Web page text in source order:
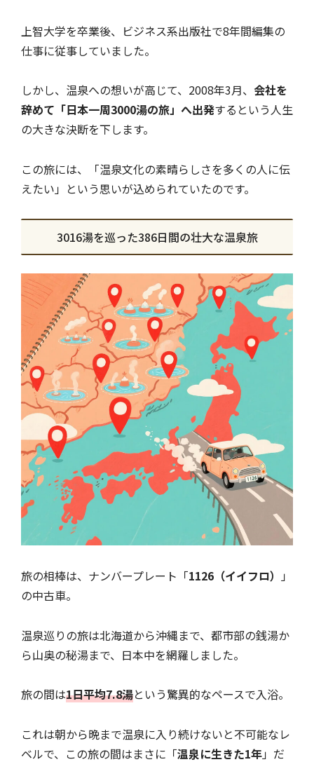
上智大学を卒業後、ビジネス系出版社で8年間編集の
仕事に従事していました。
しかし、温泉への想いが高じて、2008年3月、 会社を
辞めて「日本一周3000湯の旅」へ出発するという人生
の大きな決断を下します。
この旅には、「温泉文化の素晴らしさを多くの人に伝
えたい」という思いが込められていたのです。
3016湯を巡った386日間の壮大な温泉旅
旅の相棒は、ナンバープレート「1126（イイフロ）
」
の中古車。
温泉巡りの旅は北海道から沖縄まで、都市部の銭湯か
ら山奥の秘湯まで、日本中を網羅しました。
旅の間は1日平均7.8湯という驚異的なペースで入浴。
これは朝から晩まで温泉に入り続けないと不可能なレ
ベルで、この旅の間はまさに「温泉に生きた1年」だ